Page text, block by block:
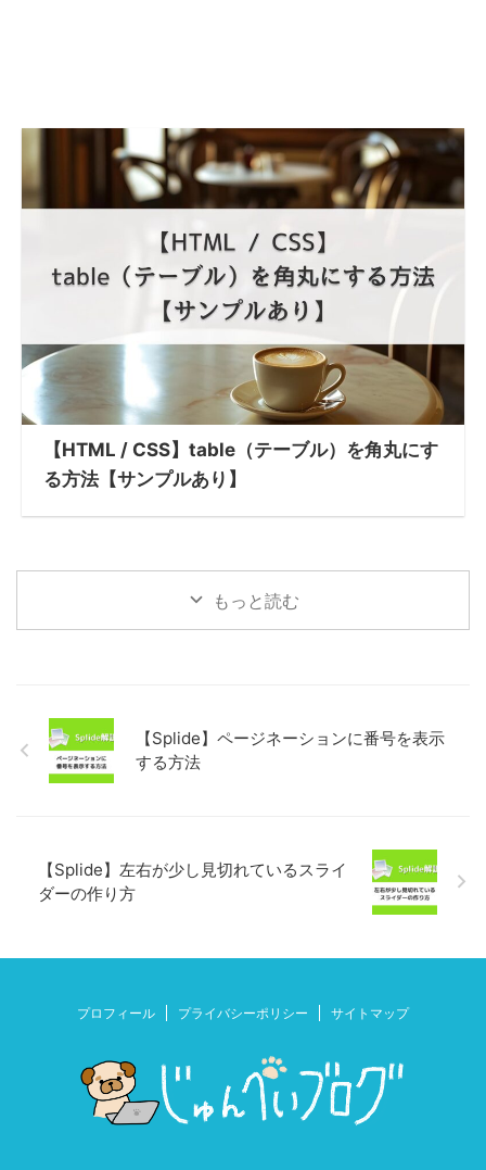
【HTML / CSS】table（テーブル）を角丸にす
る方法【サンプルあり】
もっと読む
【Splide】ページネーションに番号を表示
する方法
【Splide】左右が少し見切れているスライ
ダーの作り方
プロフィール プライバシーポリシー サイトマップ